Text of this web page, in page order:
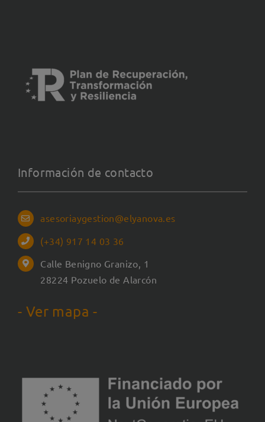
Información de contacto
asesoriaygestion@elyanova.es
(+34) 917 14 03 36
Calle Benigno Granizo, 1
28224 Pozuelo de Alarcón
- Ver mapa -